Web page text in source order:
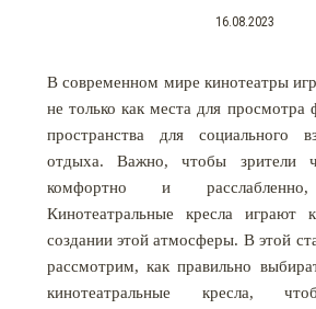
16.08.2023
В современном мире кинотеатры
не только как места для просмотра
пространства для социального
отдыха. Важно, чтобы зрители
комфортно и
Кинотеатральные кресла играют
создании этой атмосферы. В этой
рассмотрим, как правильно
кинотеатральные кресла,